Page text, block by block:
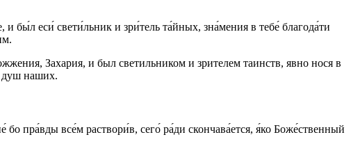
еси́ свети́льник и зри́тель та́йных, зна́мения в тебе́ благода́ти
Захария, и был светильником и зрителем таинств, явно нося в
душ наших.
пра́вды все́м раствори́в, сего́ ра́ди скончава́ется, я́ко Боже́ственный